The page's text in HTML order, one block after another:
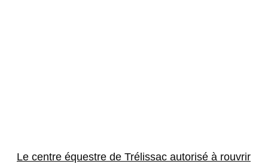
Le centre équestre de Trélissac autorisé à rouvrir